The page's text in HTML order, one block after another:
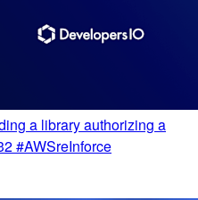
a library authorizing a
#AWSreInforce